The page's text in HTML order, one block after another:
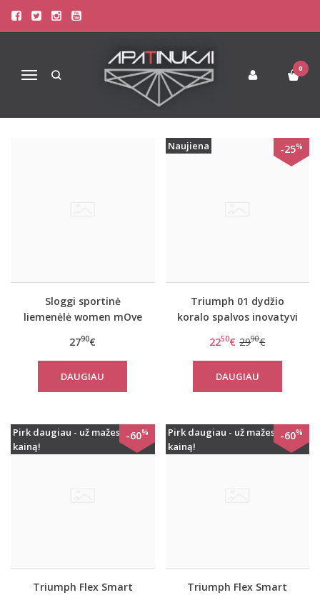
Navigacija
0
PREKIŲ PAIEŠKA - FLEX
Prekių paieška
Sloggi sportinė
liemenėlė women mOve
2790€
DAUGIAU
Naujiena -25%
Triumph 01 dydžio
koralo spalvos inovatyvi
Flex Smart DP EX
2250€ 2990€
DAUGIAU
Pirk daugiau - už mažesnę
kainą!
-60%
Triumph Flex Smart
Pirk daugiau - už mažesnę
kainą!
-60%
Triumph Flex Smart